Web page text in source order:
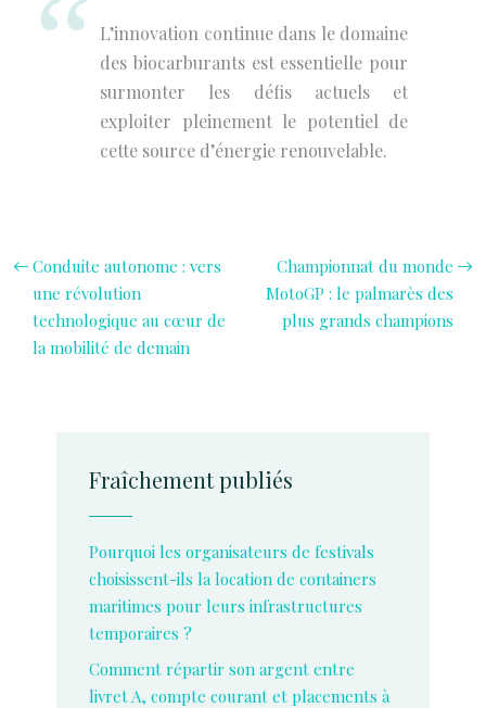
L’innovation continue dans le domaine
des biocarburants est essentielle pour
surmonter les défis actuels et
exploiter pleinement le potentiel de
cette source d’énergie renouvelable.
Conduite autonome : vers
une révolution
technologique au cœur de
la mobilité de demain
Championnat du monde
MotoGP : le palmarès des
plus grands champions
Fraîchement publiés
Pourquoi les organisateurs de festivals
choisissent-ils la location de containers
maritimes pour leurs infrastructures
temporaires ?
Comment répartir son argent entre
livret A, compte courant et placements à